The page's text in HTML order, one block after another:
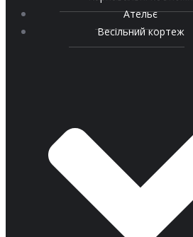
Ательє
Весільний кортеж